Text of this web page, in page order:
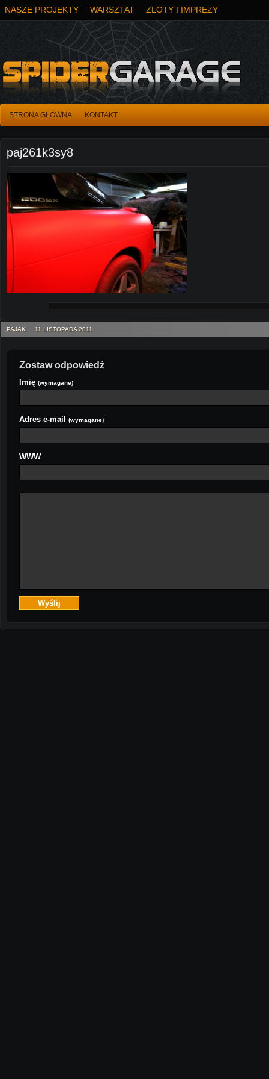
NASZE PROJEKTY WARSZTAT ZLOTY I IMPREZY
STRONA GŁÓWNA KONTAKT
paj261k3sy8
PAJAK 11 LISTOPADA 2011
Zostaw odpowiedź
Imię (wymagane)
Adres e-mail (wymagane)
WWW